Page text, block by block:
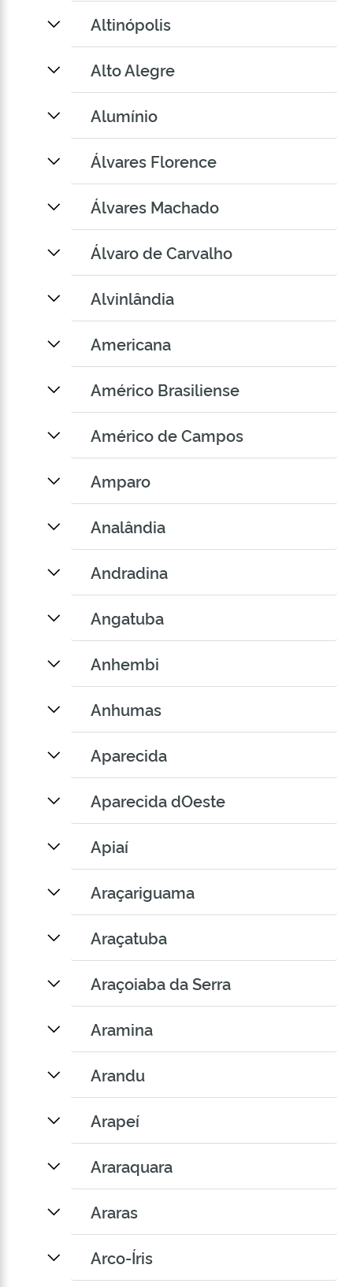
Altinópolis
Alto Alegre
Alumínio
Álvares Florence
Álvares Machado
Álvaro de Carvalho
Alvinlândia
Americana
Américo Brasiliense
Américo de Campos
Amparo
Analândia
Andradina
Angatuba
Anhembi
Anhumas
Aparecida
Aparecida dOeste
Apiaí
Araçariguama
Araçatuba
Araçoiaba da Serra
Aramina
Arandu
Arapeí
Araraquara
Araras
Arco-Íris